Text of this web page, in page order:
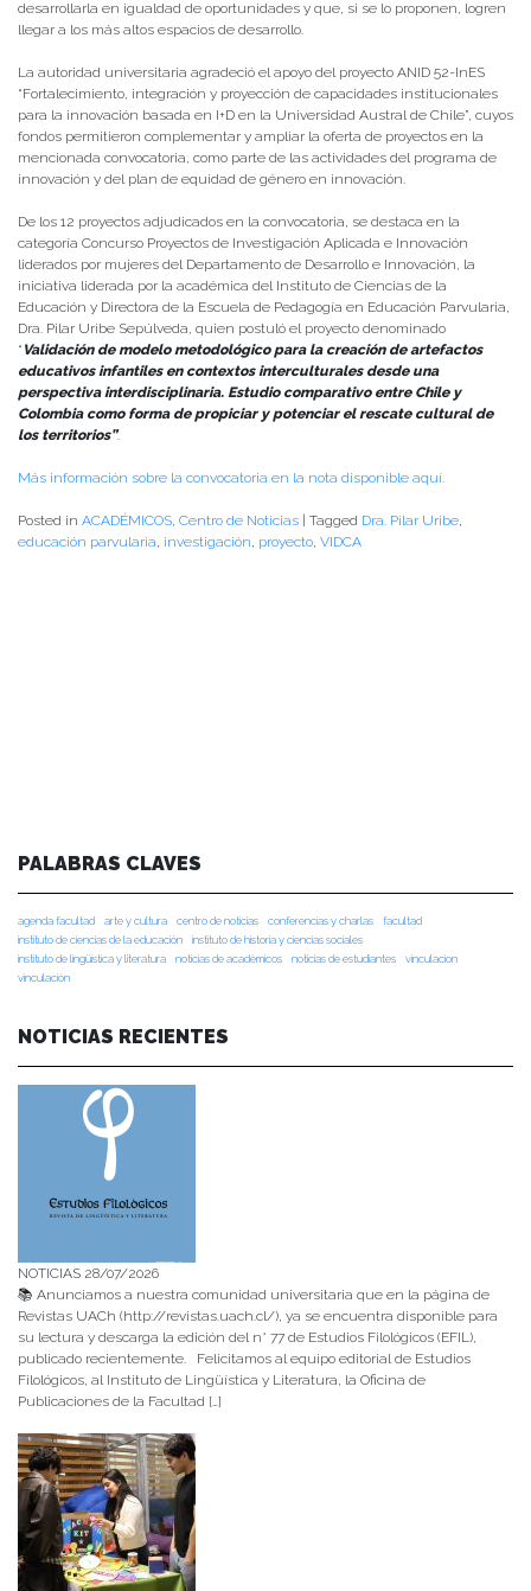
desarrollarla en igualdad de oportunidades y que, si se lo proponen, logren
llegar a los más altos espacios de desarrollo.
La autoridad universitaria agradeció el apoyo del proyecto ANID 52-InES
“Fortalecimiento, integración y proyección de capacidades institucionales
para la innovación basada en I+D en la Universidad Austral de Chile”, cuyos
fondos permitieron complementar y ampliar la oferta de proyectos en la
mencionada convocatoria, como parte de las actividades del programa de
innovación y del plan de equidad de género en innovación.
De los 12 proyectos adjudicados en la convocatoria, se destaca en la
categoría Concurso Proyectos de Investigación Aplicada e Innovación
liderados por mujeres del Departamento de Desarrollo e Innovación, la
iniciativa liderada por la académica del Instituto de Ciencias de la
Educación y Directora de la Escuela de Pedagogía en Educación Parvularia,
Dra. Pilar Uribe Sepúlveda, quien postuló el proyecto denominado
“ Validación de modelo metodológico para la creación de artefactos
educativos infantiles en contextos interculturales desde una
perspectiva interdisciplinaria. Estudio comparativo entre Chile y
Colombia como forma de propiciar y potenciar el rescate cultural de
los territorios”.
Más información sobre la convocatoria en la nota disponible aquí.
Posted in ACADÉMICOS Centro de Noticias | Tagged Dra. Pilar Uribe
educación parvularia investigación proyecto VIDCA
PALABRAS CLAVES
agenda facultad arte y cultura centro de noticias conferencias y charlas
facultad
instituto de ciencias de la educación
instituto de historia y ciencias sociales
instituto de lingüística y literatura
noticias de académicos noticias de estudiantes
vinculacion
vinculación
NOTICIAS RECIENTES
NOTICIAS 28/07/2026
📚 Anunciamos a nuestra comunidad universitaria que en la página de
Revistas UACh (http://revistas.uach.cl/), ya se encuentra disponible para
su lectura y descarga la edición del n° 77 de Estudios Filológicos (EFIL),
publicado recientemente. Felicitamos al equipo editorial de Estudios
Filológicos, al Instituto de Lingüística y Literatura, la Oficina de
Publicaciones de la Facultad […]